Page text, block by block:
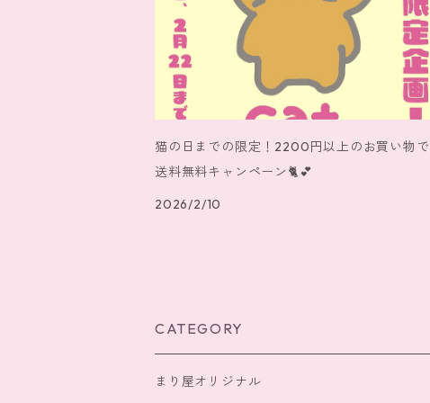
猫の日までの限定！2200円以上のお買い物で
送料無料キャンペーン🐈️💕
2026/2/10
CATEGORY
まり屋オリジナル